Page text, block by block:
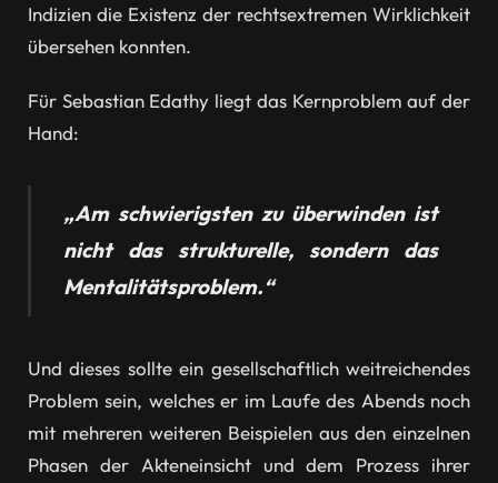
Indizien die Existenz der rechtsextremen Wirklichkeit
übersehen konnten.
Für Sebastian Edathy liegt das Kernproblem auf der
Hand:
„Am schwierigsten zu überwinden ist
nicht das strukturelle, sondern das
Mentalitätsproblem.“
Und dieses sollte ein gesellschaftlich weitreichendes
Problem sein, welches er im Laufe des Abends noch
mit mehreren weiteren Beispielen aus den einzelnen
Phasen der Akteneinsicht und dem Prozess ihrer